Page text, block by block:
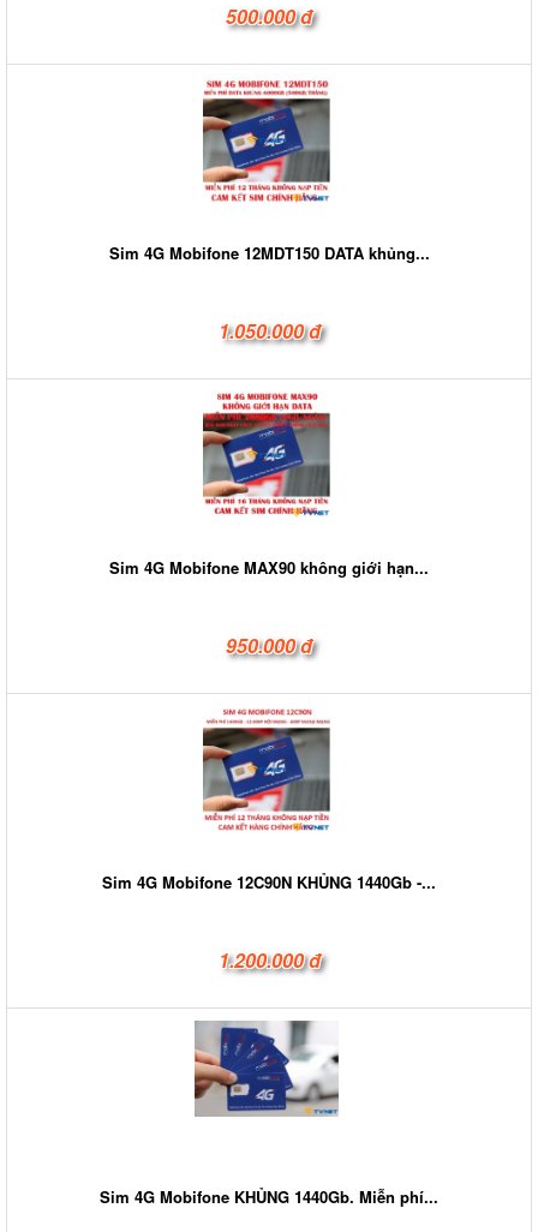
500.000 đ
Sim 4G Mobifone 12MDT150 DATA khủng...
1.050.000 đ
Sim 4G Mobifone MAX90 không giới hạn...
950.000 đ
Sim 4G Mobifone 12C90N KHỦNG 1440Gb -...
1.200.000 đ
Sim 4G Mobifone KHỦNG 1440Gb. Miễn phí...